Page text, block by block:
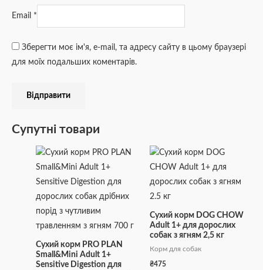
Email *
Зберегти моє ім'я, e-mail, та адресу сайту в цьому браузері
для моїх подальших коментарів.
Супутні товари
Сухий корм PRO PLAN
Small&Mini Adult 1+
Sensitive Digestion для
Сухий корм DOG CHOW
Adult 1+ для дорослих
собак з ягням 2,5 кг
Корм для собак
₴475